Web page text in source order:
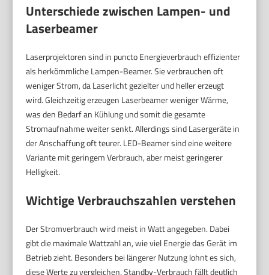
Unterschiede zwischen Lampen- und
Laserbeamer
Laserprojektoren sind in puncto Energieverbrauch effizienter
als herkömmliche Lampen-Beamer. Sie verbrauchen oft
weniger Strom, da Laserlicht gezielter und heller erzeugt
wird. Gleichzeitig erzeugen Laserbeamer weniger Wärme,
was den Bedarf an Kühlung und somit die gesamte
Stromaufnahme weiter senkt. Allerdings sind Lasergeräte in
der Anschaffung oft teurer. LED-Beamer sind eine weitere
Variante mit geringem Verbrauch, aber meist geringerer
Helligkeit.
Wichtige Verbrauchszahlen verstehen
Der Stromverbrauch wird meist in Watt angegeben. Dabei
gibt die maximale Wattzahl an, wie viel Energie das Gerät im
Betrieb zieht. Besonders bei längerer Nutzung lohnt es sich,
diese Werte zu vergleichen. Standby-Verbrauch fällt deutlich